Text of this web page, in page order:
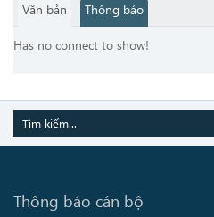
Văn bản Thông báo
Has no connect to show!
Thông báo cán bộ